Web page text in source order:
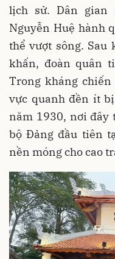
lịch sử. Dân gian
Nguyễn Huệ hành
thể vượt sông. Sau
khấn, đoàn quân
Trong kháng chiến
vực quanh đền ít
năm 1930, nơi đây
bộ Đảng đầu tiên
nền móng cho cao